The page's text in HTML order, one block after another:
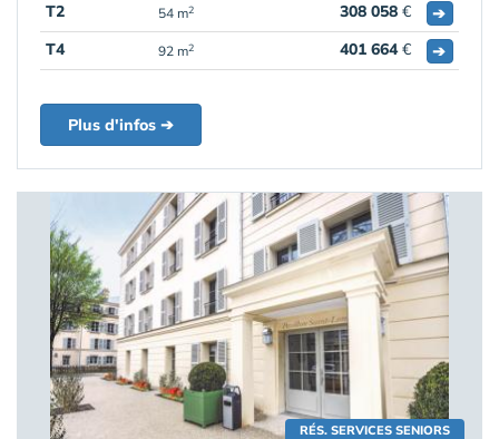
T2 54 m2 308 058 €
➔
T4
92 m2 401 664€ ➔
Plus d'infos ➔
RÉS. SERVICES SENIORS